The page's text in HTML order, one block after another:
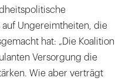
auf Ungereimtheiten, die
hat: „Die Koalition
Versorgung die
Wie aber verträgt